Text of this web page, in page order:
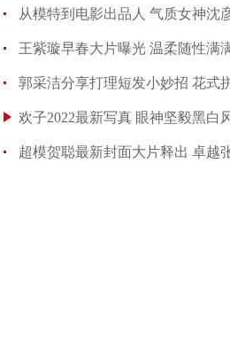
从模特到电影出品人 气质女神沈
王紫璇早春大片曝光 温柔随性满
郭采洁分享打理短发小妙招 花式
欢子2022最新写真 眼神坚毅黑白
超模贺聪最新封面大片释出 卓越